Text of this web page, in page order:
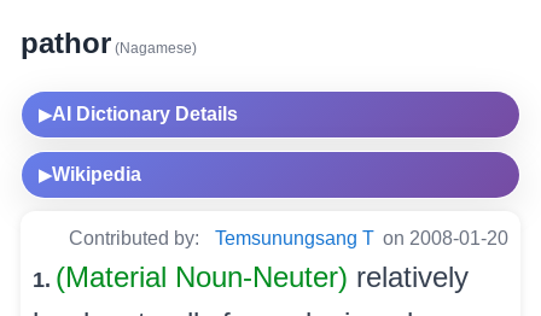
pathor (Nagamese)
▶AI Dictionary Details
▶Wikipedia
Contributed by: Temsunungsang T on 2008-01-20
1. (Material Noun-Neuter) relatively